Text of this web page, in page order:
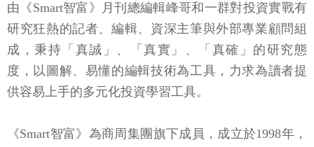
由《Smart智富》月刊總編輯峰哥和一群對投資實戰有
研究狂熱的記者、編輯、資深主筆與外部專業顧問組
成，秉持「真誠」、「真實」、「真確」的研究態
度，以圖解、易懂的編輯技術為工具，力求為讀者提
供容易上手的多元化投資學習工具。
《Smart智富》為商周集團旗下成員，成立於1998年，